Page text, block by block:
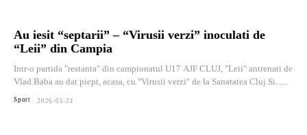
Au iesit “septarii” – “Virusii verzi” inoculati de
“Leii” din Campia
Intr-o partida "restanta" din campionatul U17 AJF CLUJ, "Leii" antrenati de
Vlad Baba au dat piept, acasa, cu "Virusii verzi" de la Sanatatea Cluj.Si......
Sport 2026-05-21